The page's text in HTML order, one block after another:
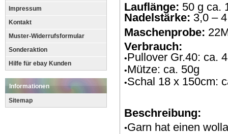
Impressum
Kontakt
Muster-Widerrufsformular
Sonderaktion
Hilfe für ebay Kunden
Informationen
Sitemap
Lauflänge: 50 g ca.
Nadelstärke: 3,0 –
Maschenprobe:
Verbrauch:
•Pullover Gr.40: ca.
•Mütze: ca. 50g
•Schal 18 x 150cm:
Beschreibung:
•Garn hat einen